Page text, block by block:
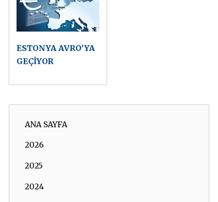
ESTONYA AVRO’YA
GEÇİYOR
ANA SAYFA
2026
2025
2024